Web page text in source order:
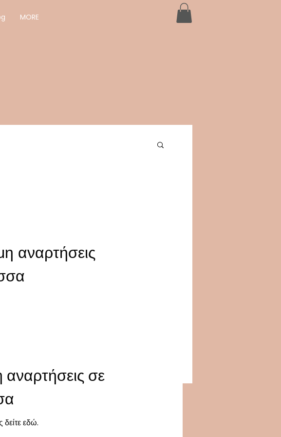
MORE
αναρτήσεις
αναρτήσεις σε
δείτε εδώ.